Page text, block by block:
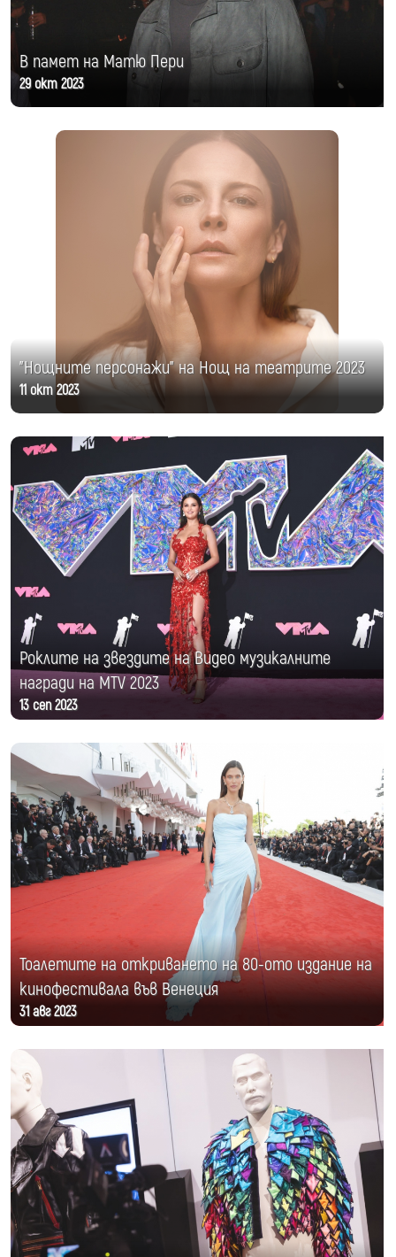
В памет на Матю Пери
29 окт 2023
"Нощните персонажи" на Нощ на театрите 2023
11 окт 2023
Роклите на звездите на Видео музикалните
награди на MTV 2023
13 сеп 2023
Тоалетите на откриването на 80-ото издание на
кинофестивала във Венеция
31 авг 2023